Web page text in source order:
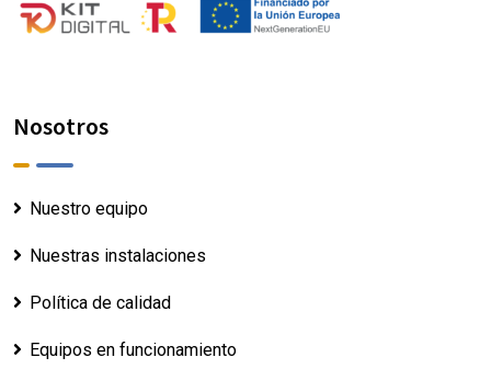
Nosotros
Nuestro equipo
Nuestras instalaciones
Política de calidad
Equipos en funcionamiento